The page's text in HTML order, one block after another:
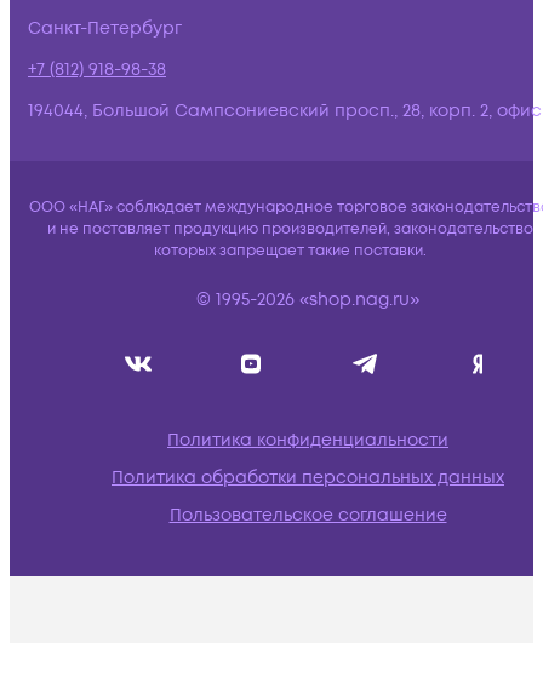
Санкт-Петербург
+7 (812) 918-98-38
194044, Большой Сампсониевский просп., 28, корп. 2,
ООО «НАГ» соблюдает международное торговое
и не поставляет продукцию производителей, законодательство
которых запрещает такие поставки.
© 1995-2026 «shop.nag.ru»
Политика конфиденциальности
Политика обработки персональных данных
Пользовательское соглашение